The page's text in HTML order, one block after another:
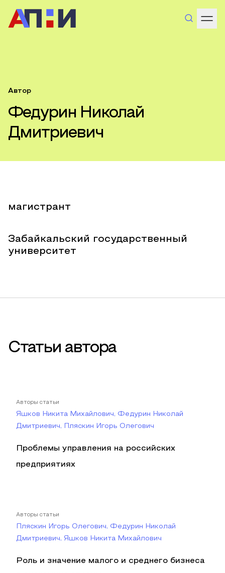
Автор
Федурин Николай
Дмитриевич
магистрант
Забайкальский государственный
университет
Статьи автора
Авторы статьи
Яшков Никита Михайлович, Федурин Николай
Дмитриевич, Пляскин Игорь Олегович
Проблемы управления на российских
предприятиях
Авторы статьи
Пляскин Игорь Олегович, Федурин Николай
Дмитриевич, Яшков Никита Михайлович
Роль и значение малого и среднего бизнеса